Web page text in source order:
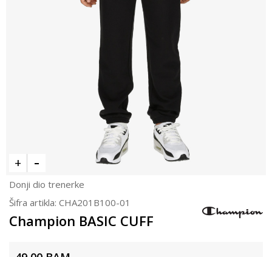
Donji dio trenerke
Šifra artikla: CHA201B100-01
Champion BASIC CUFF